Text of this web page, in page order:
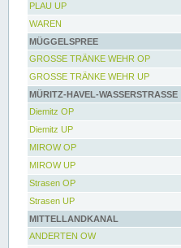
PLAU UP
WAREN
MÜGGELSPREE
GROSSE TRÄNKE WEHR OP
GROSSE TRÄNKE WEHR UP
MÜRITZ-HAVEL-WASSERSTRASSE
Diemitz OP
Diemitz UP
MIROW OP
MIROW UP
Strasen OP
Strasen UP
MITTELLANDKANAL
ANDERTEN OW